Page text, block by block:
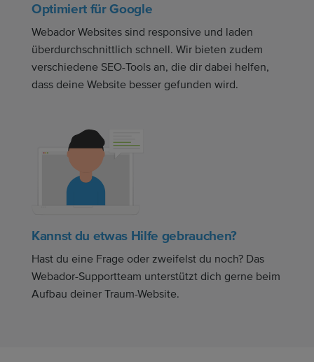
Optimiert für Google
Webador Websites sind responsive und laden
überdurchschnittlich schnell. Wir bieten zudem
verschiedene SEO-Tools an, die dir dabei helfen,
dass deine Website besser gefunden wird.
Kannst du etwas Hilfe gebrauchen?
Hast du eine Frage oder zweifelst du noch? Das
Webador-Supportteam unterstützt dich gerne beim
Aufbau deiner Traum-Website.